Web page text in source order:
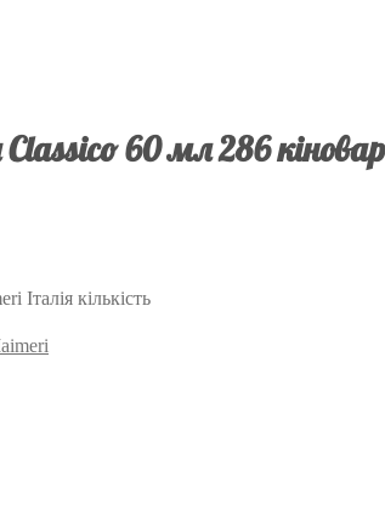
60 мл 286
Італія кількість